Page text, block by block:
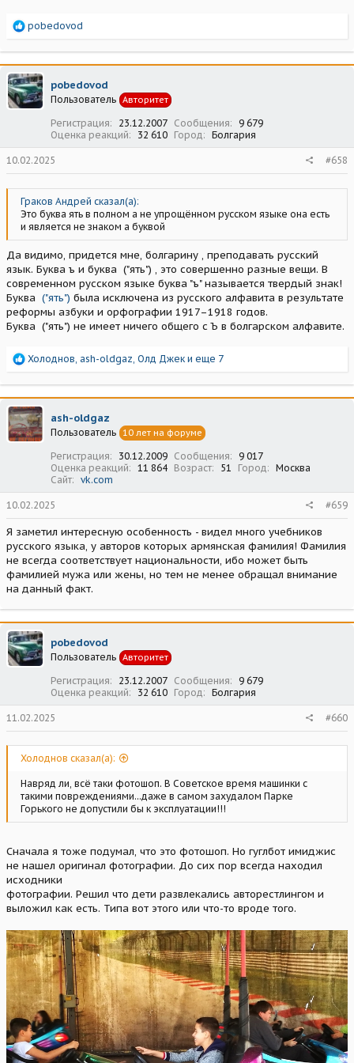
Р
а
к
ц
и
и
pobedovod
pobedovod
Пользователь Авторитет
Регистрация 23.12.2007 Сообщения
9 679
Оценка реакций
32 610 Город Болгария
10.02.2025 #658
Граков Андрей сказал(а):
Это буква ять в полном а не упрощённом русском языке она есть
и является не знаком а буквой
Да видимо, придется мне, болгарину , преподавать русский
язык. Буква ъ и буква ("ять") , это совершенно разные вещи. В
современном русском языке буква "ъ" называется твердый знак!
Буква ("ять") была исключена из русского алфавита в результате
реформы азбуки и орфографии 1917–1918 годов.
Буква ("ять") не имеет ничего общего с Ъ в болгарском алфавите.
Р
а
к
ц
и
и
Холоднов ash-oldgaz Олд Джек и еще 7
ash-oldgaz
Пользователь 10 лет на форуме
Регистрация 30.12.2009 Сообщения
9 017
Оценка реакций
11 864 Возраст 51 Город
Москва
Сайт
vk.com
10.02.2025 #659
Я заметил интересную особенность - видел много учебников
русского языка, у авторов которых армянская фамилия! Фамилия
не всегда соответствует национальности, ибо может быть
фамилией мужа или жены, но тем не менее обращал внимание
на данный факт.
pobedovod
Пользователь Авторитет
Регистрация 23.12.2007 Сообщения
9 679
Оценка реакций
32 610 Город Болгария
11.02.2025 #660
Холоднов сказал(а):
Навряд ли, всё таки фотошоп. В Советское время машинки с
такими повреждениями...даже в самом захудалом Парке
Горького не допустили бы к эксплуатации!!!
Сначала я тоже подумал, что это фотошоп. Но гуглбот имиджис
не нашел оригинал фотографии. До сих пор всегда находил
исходники
фотографии. Решил что дети развлекались авторестлингом и
выложил как есть. Типа вот этого или что-то вроде того.